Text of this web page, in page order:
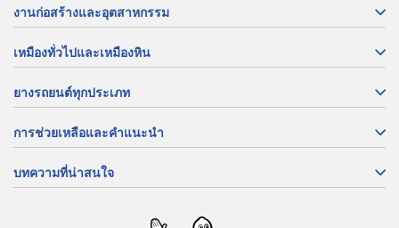
งานก่อสร้างและอุตสาหกรรม
เหมืองทั่วไปและเหมืองหิน
ยางรถยนต์ทุกประเภท
การช่วยเหลือและคำแนะนำ
บทความที่น่าสนใจ